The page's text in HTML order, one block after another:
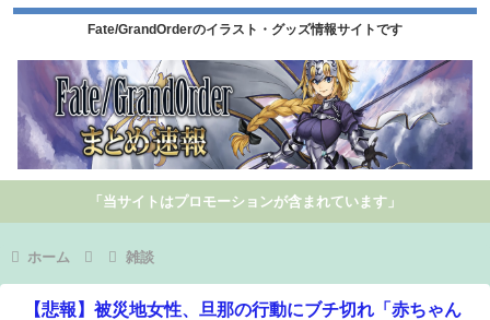
Fate/GrandOrderのイラスト・グッズ情報サイトです
「当サイトはプロモーションが含まれています」
ホーム 雑談
【悲報】被災地女性、旦那の行動にブチ切れ「赤ちゃん